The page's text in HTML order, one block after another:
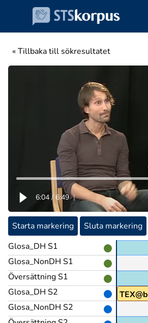
« Tillbaka till sökresultatet
6:04 / 6:49 |
Starta markering Sluta markering
Glosa_DH S1
Glosa_NonDH S1
Översättning S1
Glosa_DH S2
Glosa_NonDH S2
Visst.
ARBETA(G)
TEX@b